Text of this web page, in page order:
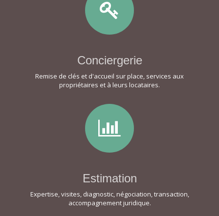
Conciergerie
Remise de clés et d'accueil sur place, services aux
propriétaires et à leurs locataires.
Estimation
Expertise, visites, diagnostic, négociation, transaction,
accompagnement juridique.